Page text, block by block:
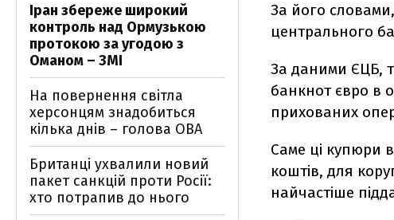
За його
центрального
За даними ЄЦБ,
банкнот євро в
прихованих
Саме ці купюри
коштів, для
найчастіше
Іран збереже широкий
контроль над Ормузькою
протокою за угодою з
Оманом – ЗМІ
На повернення світла
херсонцям знадобиться
кілька днів – голова ОВА
Британці ухвалили новий
пакет санкцій проти Росії:
хто потрапив до нього